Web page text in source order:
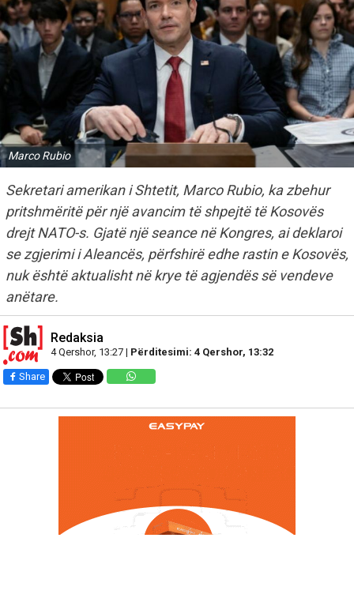
Marco Rubio
Sekretari amerikan i Shtetit, Marco Rubio, ka zbehur
pritshmëritë për një avancim të shpejtë të Kosovës
drejt NATO-s. Gjatë një seance në Kongres, ai deklaroi
se zgjerimi i Aleancës, përfshirë edhe rastin e Kosovës,
nuk është aktualisht në krye të agjendës së vendeve
anëtare.
Redaksia
4 Qershor, 13:27 | Përditesimi: 4 Qershor, 13:32
Share